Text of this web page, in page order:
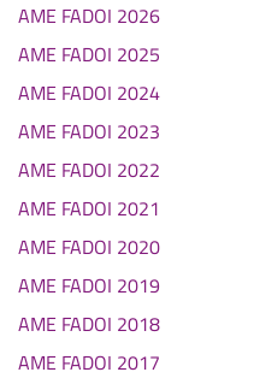
AME FADOI 2026
AME FADOI 2025
AME FADOI 2024
AME FADOI 2023
AME FADOI 2022
AME FADOI 2021
AME FADOI 2020
AME FADOI 2019
AME FADOI 2018
AME FADOI 2017